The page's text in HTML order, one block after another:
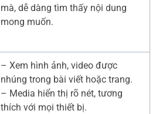
mà, dễ dàng tìm thấy nội dung
mong muốn.
– Xem hình ảnh, video được
nhúng trong bài viết hoặc trang.
– Media hiển thị rõ nét, tương
thích với mọi thiết bị.